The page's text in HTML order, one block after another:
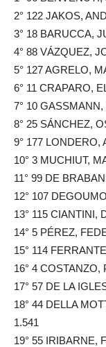
2° 122 JAKOS,
3° 18 BARUCCA,
4° 88 VÁZQUEZ,
5° 127 AGRELO,
6° 11 CRAPARO,
7° 10
8° 25 SÁNCHEZ,
9° 177 LONDERO,
10° 3 MUCHIUT,
11° 99 DE
12° 107
13° 115 CIANTINI,
14° 5 PÉREZ,
15° 114
16° 4 COSTANZO,
17° 57 DE LA
18° 44 DELLA
1.541
19° 55 IRIBARNE,